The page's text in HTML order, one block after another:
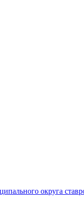
округа